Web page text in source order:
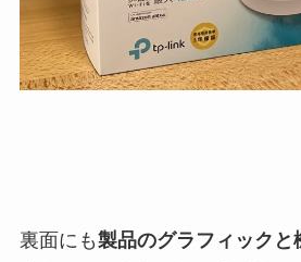
裏面にも製品のグラフィックと